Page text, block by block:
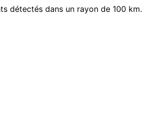
détectés dans un rayon de 100 km.